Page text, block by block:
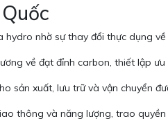
nhờ sự thay đổi thực dụng
về đạt đỉnh carbon, thiết lập
sản xuất, lưu trữ và vận chuyển
thông và năng lượng, trao